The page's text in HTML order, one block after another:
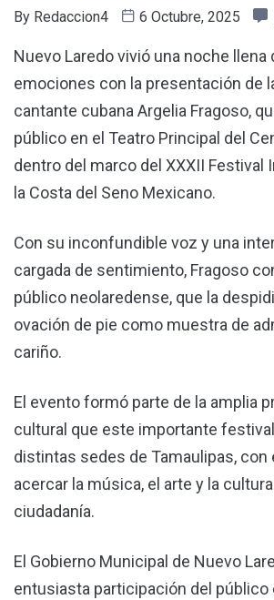
By Redaccion4 6 Octubre, 2025
Nuevo Laredo vivió una noche llena
emociones con la presentación de
cantante cubana Argelia Fragoso,
público en el Teatro Principal del
dentro del marco del XXXII Festival
la Costa del Seno Mexicano.
Con su inconfundible voz y una
cargada de sentimiento, Fragoso
público neolaredense, que la
ovación de pie como muestra de
cariño.
El evento formó parte de la amplia
cultural que este importante
distintas sedes de Tamaulipas, con
acercar la música, el arte y la
ciudadanía.
El Gobierno Municipal de Nuevo
entusiasta participación del público